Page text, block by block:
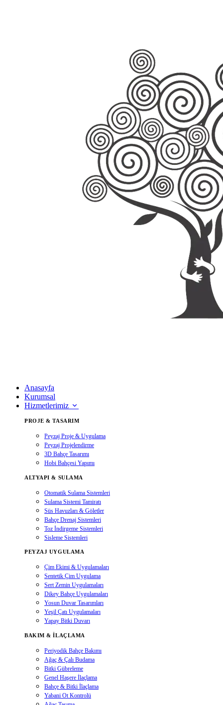
Anasayfa
Kurumsal
Hizmetlerimiz
PROJE & TASARIM
Peyzaj Proje & Uygulama
Peyzaj Projelendirme
3D Bahçe Tasarımı
Hobi Bahçesi Yapımı
ALTYAPI & SULAMA
Otomatik Sulama Sistemleri
Sulama Sistemi Tamiratı
Süs Havuzları & Göletler
Bahçe Drenaj Sistemleri
Toz İndirgeme Sistemleri
Sisleme Sistemleri
PEYZAJ UYGULAMA
Çim Ekimi & Uygulamaları
Sentetik Çim Uygulama
Sert Zemin Uygulamaları
Dikey Bahçe Uygulamaları
Yosun Duvar Tasarımları
Yeşil Çatı Uygulamaları
Yapay Bitki Duvarı
BAKIM & İLAÇLAMA
Periyodik Bahçe Bakımı
Ağaç & Çalı Budama
Bitki Gübreleme
Genel Haşere İlaçlama
Bahçe & Bitki İlaçlama
Yabani Ot Kontrolü